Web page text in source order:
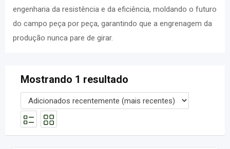
engenharia da resistência e da eficiência, moldando o futuro
do campo peça por peça, garantindo que a engrenagem da
produção nunca pare de girar.
Mostrando 1 resultado